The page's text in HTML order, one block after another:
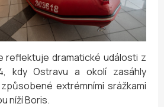
reflektuje dramatické události z
kdy Ostravu a okolí zasáhly
extrémními srážkami
níží Boris.